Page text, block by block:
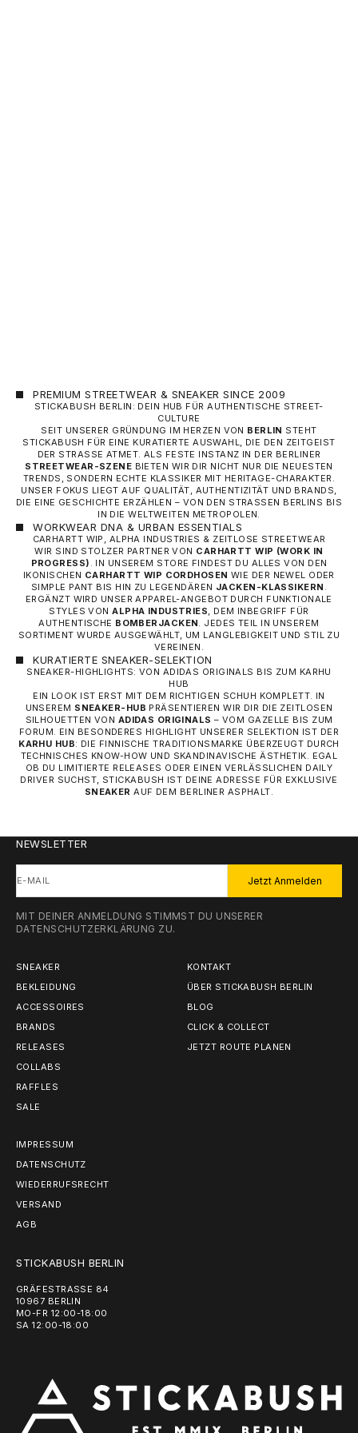
PREMIUM STREETWEAR & SNEAKER SINCE 2009
STICKABUSH BERLIN: DEIN HUB FÜR AUTHENTISCHE STREET-
CULTURE
SEIT UNSERER GRÜNDUNG IM HERZEN VON BERLIN STEHT
STICKABUSH FÜR EINE KURATIERTE AUSWAHL, DIE DEN ZEITGEIST
DER STRASSE ATMET. ALS FESTE INSTANZ IN DER BERLINER
STREETWEAR-SZENE BIETEN WIR DIR NICHT NUR DIE NEUESTEN
TRENDS, SONDERN ECHTE KLASSIKER MIT HERITAGE-CHARAKTER.
UNSER FOKUS LIEGT AUF QUALITÄT, AUTHENTIZITÄT UND BRANDS,
DIE EINE GESCHICHTE ERZÄHLEN – VON DEN STRASSEN BERLINS BIS I
N DIE WELTWEITEN METROPOLEN.
WORKWEAR DNA & URBAN ESSENTIALS
CARHARTT WIP, ALPHA INDUSTRIES & ZEITLOSE STREETWEAR
WIR SIND STOLZER PARTNER VON CARHARTT WIP (WORK IN
PROGRESS)
. IN UNSEREM STORE FINDEST DU ALLES VON DEN
IKONISCHEN CARHARTT WIP CORDHOSENWIE DER NEWEL ODER
SIMPLE PANT BIS HIN ZU LEGENDÄREN JACKEN-KLASSIKERN
ERGÄNZT WIRD UNSER APPAREL-ANGEBOT DURCH FUNKTIONALE
STYLES VONALPHA INDUSTRIES , DEM INBEGRIFF FÜR
AUTHENTISCHE BOMBERJACKEN
. JEDES TEIL IN UNSEREM
SORTIMENT WURDE AUSGEWÄHLT, UM LANGLEBIGKEIT UND STIL ZU
VEREINEN.
KURATIERTE SNEAKER-SELEKTION
SNEAKER-HIGHLIGHTS: VON ADIDAS ORIGINALS BIS ZUM KARHU
HUB
EIN LOOK IST ERST MIT DEM RICHTIGEN SCHUH KOMPLETT. IN
UNSEREM SNEAKER-HUB PRÄSENTIEREN WIR DIR DIE ZEITLOSEN
SILHOUETTEN VON ADIDAS ORIGINALS – VOM GAZELLE BIS ZUM
FORUM. EIN BESONDERES HIGHLIGHT UNSERER SELEKTION IST DER
KARHU HUB: DIE FINNISCHE TRADITIONSMARKE ÜBERZEUGT DURCH
TECHNISCHES KNOW-HOW UND SKANDINAVISCHE ÄSTHETIK. EGAL
OB DU LIMITIERTE RELEASES ODER EINEN VERLÄSSLICHEN DAILY
DRIVER SUCHST, STICKABUSH IST DEINE ADRESSE FÜR EXKLUSIVE
SNEAKER AUF DEM BERLINER ASPHALT.
NEWSLETTER
E-MAIL Jetzt Anmelden
MIT DEINER ANMELDUNG STIMMST DU UNSERER
DATENSCHUTZERKLÄRUNG ZU.
SNEAKER
BEKLEIDUNG
ACCESSOIRES
BRANDS
RELEASES
COLLABS
RAFFLES
SALE
KONTAKT
ÜBER STICKABUSH BERLIN
BLOG
CLICK & COLLECT
JETZT ROUTE PLANEN
IMPRESSUM
DATENSCHUTZ
WIEDERRUFSRECHT
VERSAND
AGB
STICKABUSH BERLIN
GRÄFESTRASSE 84
10967 BERLIN
MO-FR 12:00-18:00
SA 12:00-18:00